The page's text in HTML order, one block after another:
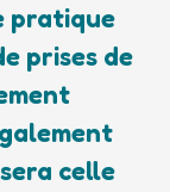
pratique
prises de
celle